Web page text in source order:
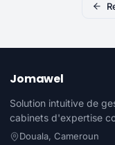
Jomawel
Solution intuitive de
cabinets d'expertise
Douala, Cameroun